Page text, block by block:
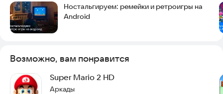
собственного королевства.
Используйте более 100 видов сооружений и украшений для
появится. Тоады помогают постепенно расширять
・ Проще получить билеты на ралли
Ностальгируем: ремейки и ретроигры на
Android
Возможно, вам понравится
Super Mario 2 HD
Аркады